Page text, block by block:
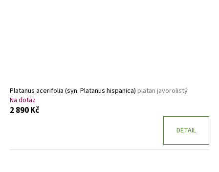
ů
Platanus acerifolia (syn. Platanus hispanica) platan javorolistý
Na dotaz
2 890 Kč
DETAIL